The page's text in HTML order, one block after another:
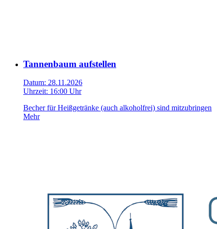
Tannenbaum aufstellen
Datum: 28.11.2026
Uhrzeit: 16:00 Uhr
Becher für Heißgetränke (auch alkoholfrei) sind mitzubringen
Mehr